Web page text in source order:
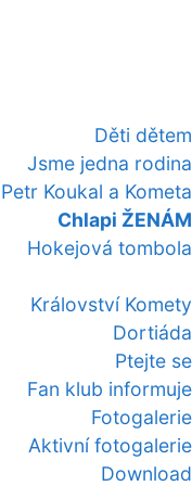
Děti dětem
Jsme jedna rodina
Petr Koukal a Kometa
Chlapi ŽENÁM
Hokejová tombola
Království Komety
Dortiáda
Ptejte se
Fan klub informuje
Fotogalerie
Aktivní fotogalerie
Download